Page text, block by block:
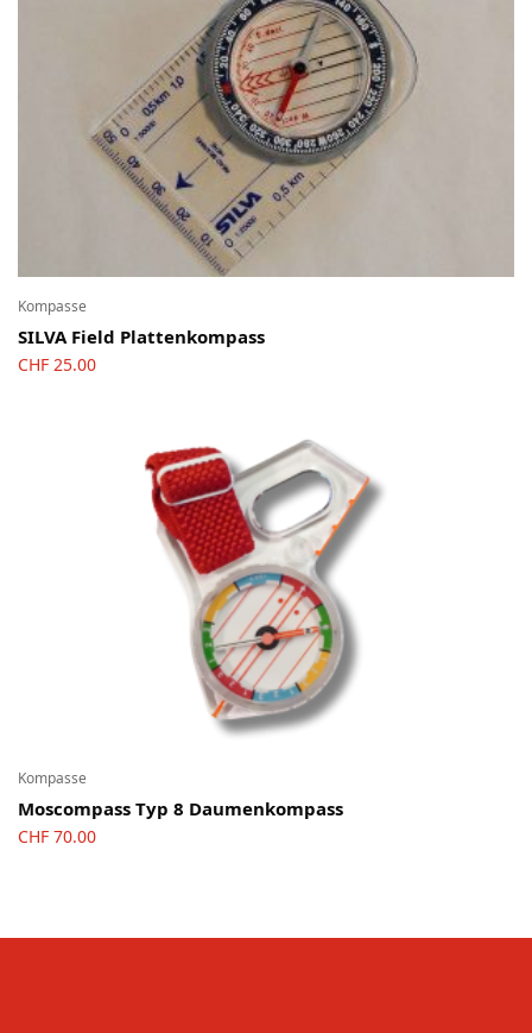
Kompasse
SILVA Field Plattenkompass
CHF 25.00
Kompasse
Moscompass Typ 8 Daumenkompass
CHF 70.00